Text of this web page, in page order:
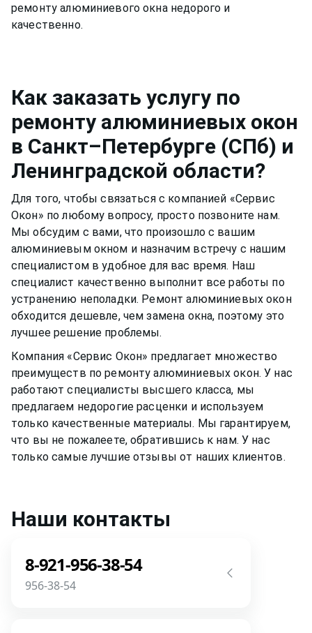
ремонту алюминиевого окна недорого и
Как заказать услугу по
ремонту алюминиевых окон
в Санкт–Петербурге (СПб) и
Ленинградской области?
Для того, чтобы связаться с компанией «Сервис
Окон» по любому вопросу, просто позвоните нам.
Мы обсудим с вами, что произошло с вашим
алюминиевым окном и назначим встречу с нашим
специалистом в удобное для вас время. Наш
специалист качественно выполнит все работы по
устранению неполадки. Ремонталюминиевых окон
обходится дешевле, чем замена окна, поэтому это
лучшее решение проблемы.
Компания «Сервис Окон» предлагает множество
преимуществ по ремонту алюминиевых окон. У нас
работают специалисты высшего класса, мы
предлагаем недорогие расценки и используем
только качественные материалы. Мы гарантируем,
что вы не пожалеете, обратившись к нам. У нас
только самые лучшие отзывы от наших клиентов.
Наши контакты
8-921-956-38-54
956-38-54